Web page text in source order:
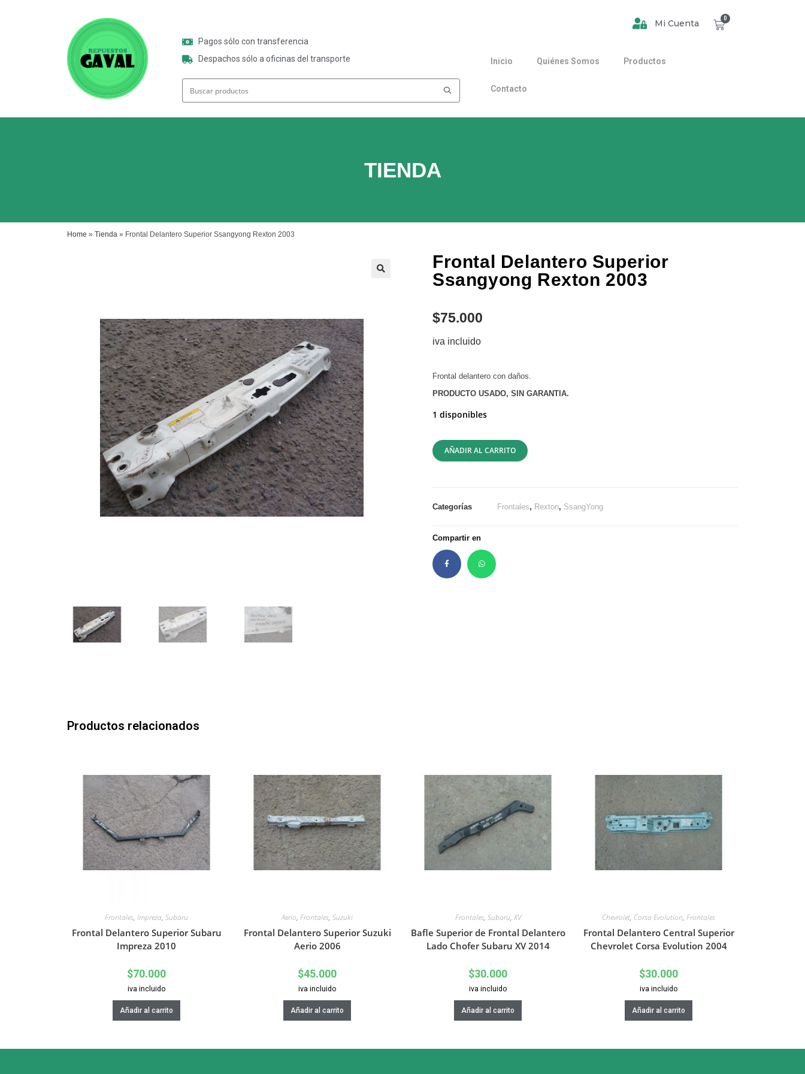
Pagos sólo con transferencia
Despachos sólo a oficinas del transporte
Mi Cuenta 0
Inicio Quiénes Somos Productos
Contacto
TIENDA
Home » Tienda » Frontal Delantero Superior Ssangyong Rexton 2003
Frontal Delantero Superior
Ssangyong Rexton 2003
$75.000
iva incluido
Frontal delantero con daños.
PRODUCTO USADO, SIN GARANTIA.
1 disponibles
AÑADIR AL CARRITO
Categorías Frontales, Rexton, SsangYong
Compartir en
Productos relacionados
Frontales, Impreza, Subaru
Frontal Delantero Superior Subaru
Impreza 2010
$70.000
iva incluido
Añadir al carrito
Aerio, Frontales, Suzuki
Frontal Delantero Superior Suzuki
Aerio 2006
$45.000
iva incluido
Añadir al carrito
Frontales, Subaru,XV
Bafle Superior de Frontal Delantero
Lado Chofer Subaru XV 2014
$30.000
iva incluido
Añadir al carrito
Chevrolet, Corsa Evolution, Frontales
Frontal Delantero Central Superior
Chevrolet Corsa Evolution 2004
$30.000
iva incluido
Añadir al carrito